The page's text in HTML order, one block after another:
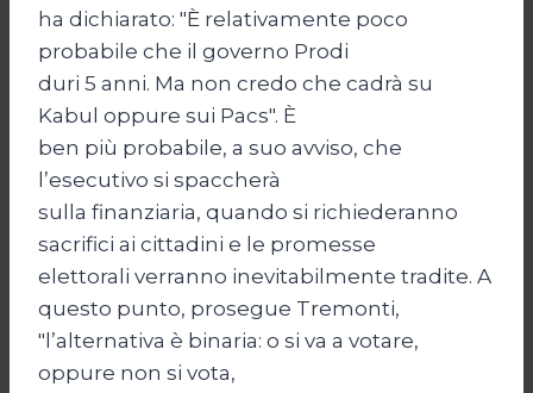
ha dichiarato: "È relativamente poco
probabile che il governo Prodi
duri 5 anni. Ma non credo che cadrà su
Kabul oppure sui Pacs". È
ben più probabile, a suo avviso, che
l’esecutivo si spaccherà
sulla finanziaria, quando si richiederanno
sacrifici ai cittadini e le promesse
elettorali verranno inevitabilmente tradite. A
questo punto, prosegue Tremonti,
"l’alternativa è binaria: o si va a votare,
oppure non si vota,